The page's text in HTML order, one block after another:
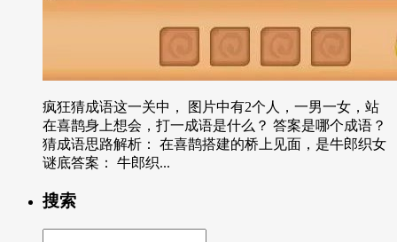
疯狂猜成语这一关中， 图片中有2个人，一男一女，站
在喜鹊身上想会，打一成语是什么？ 答案是哪个成语？
猜成语思路解析： 在喜鹊搭建的桥上见面，是牛郎织女
谜底答案： 牛郎织...
搜索